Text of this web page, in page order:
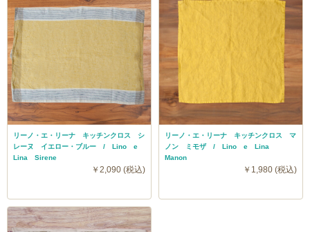
リーノ・エ・リーナ キッチンクロス シ
レーヌ イエロー・ブルー / Lino e
Lina Sirene
￥2,090 (税込)
リーノ・エ・リーナ キッチンクロス マ
ノン ミモザ / Lino e Lina
Manon
￥1,980 (税込)